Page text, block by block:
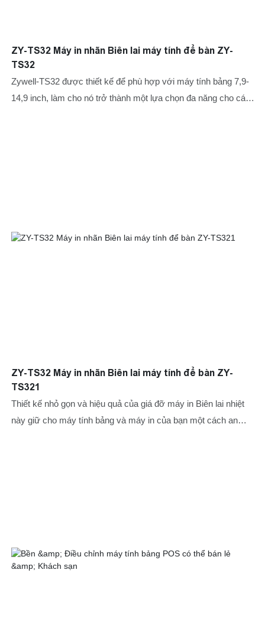
ZY-TS32 Máy in nhãn Biên lai máy tính để bàn ZY-
TS32
Zywell-TS32 được thiết kế để phù hợp với máy tính bảng 7,9-
14,9 inch, làm cho nó trở thành một lựa chọn đa năng cho các
ZY-TS32 Máy in nhãn Biên lai máy tính để bàn ZY-
TS321
Thiết kế nhỏ gọn và hiệu quả của giá đỡ máy in Biên lai nhiệt
này giữ cho máy tính bảng và máy in của bạn một cách an